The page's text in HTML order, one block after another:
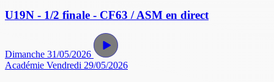
U19N - 1/2 finale - CF63 / ASM en direct
Dimanche 31/05/2026
Académie Vendredi 29/05/2026